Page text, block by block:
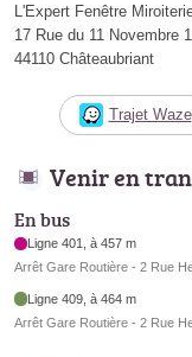
L'Expert Fenêtre
17 Rue du 11 Novembre
44110 Châteaubriant
Trajet Waze
Venir en
En bus
Ligne 401, à 457 m
Arrêt Gare Routière - 2 Rue
Ligne 409, à 464 m
Arrêt Gare Routière - 2 Rue